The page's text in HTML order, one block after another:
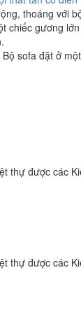
thoáng với
chiếc gương
sofa đặt ở
thự được các
thự được các